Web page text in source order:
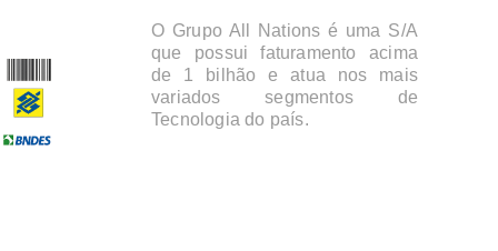
O Grupo All Nations é uma S/A
que possui faturamento acima
de 1 bilhão e atua nos mais
variados segmentos de
Tecnologia do país.